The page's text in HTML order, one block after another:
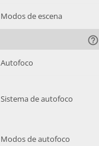
Modos de escena
help_outline
Autofoco
Sistema de autofoco
Modos de autofoco